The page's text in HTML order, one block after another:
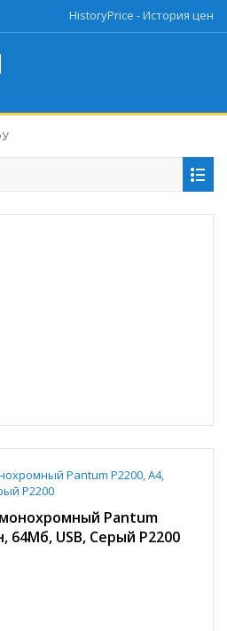
HistoryPrice - История цен
Pantum
64Мб, USB, Серый P2200